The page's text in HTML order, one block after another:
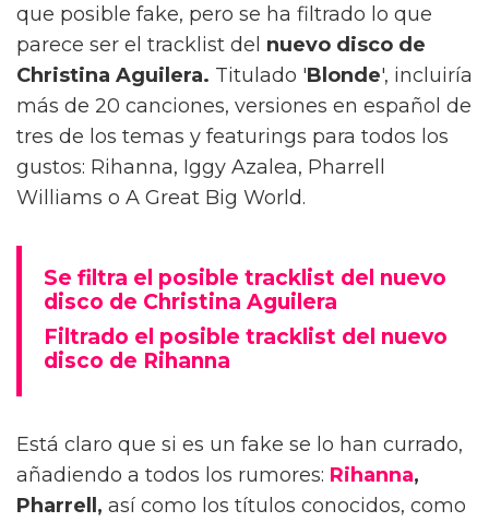
que posible fake, pero se ha filtrado lo que
parece ser el tracklist del nuevo disco de
Christina Aguilera. Titulado 'Blonde', incluiría
más de 20 canciones, versiones en español de
tres de los temas y featurings para todos los
gustos: Rihanna, Iggy Azalea, Pharrell
Williams o A Great Big World.
Se filtra el posible tracklist del nuevo
disco de Christina Aguilera
Filtrado el posible tracklist del nuevo
disco de Rihanna
Está claro que si es un fake se lo han currado,
añadiendo a todos los rumores: Rihanna,
Pharrell, así como los títulos conocidos, como